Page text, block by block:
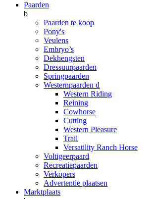
Paarden
b
Paarden te koop
Pony's
Veulens
Embryo’s
Dekhengsten
Dressuurpaarden
Springpaarden
Westernpaarden d
Western Riding
Reining
Cowhorse
Cutting
Western Pleasure
Trail
Versatility Ranch Horse
Voltigeerpaard
Recreatiepaarden
Verkopers
Advertentie plaatsen
Marktplaats